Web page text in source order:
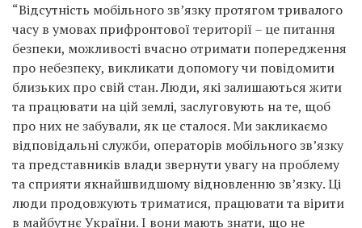
“Відсутність мобільного зв’язку протягом тривалого
часу в умовах прифронтової території – це питання
безпеки, можливості вчасно отримати попередження
про небезпеку, викликати допомогу чи повідомити
близьких про свій стан. Люди, які залишаються жити
та працювати на цій землі, заслуговують на те, щоб
про них не забували, як це сталося. Ми закликаємо
відповідальні служби, операторів мобільного зв’язку
та представників влади звернути увагу на проблему
та сприяти якнайшвидшому відновленню зв’язку. Ці
люди продовжують триматися, працювати та вірити
в майбутнє України. І вони мають знати, що не